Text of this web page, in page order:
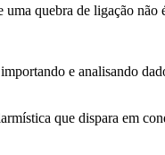
quebra de ligação não
e analisando
que dispara em